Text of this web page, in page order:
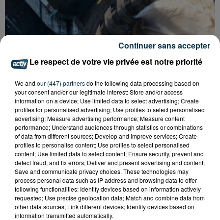
ARRÊTÉ POUR LES ACTIVITÉS DE...
Le respect de votre vie privée est notre priorité
We and our (447) partnersdo the following data processing based on
your consent and/or our legitimate interest: Store and/or access
information on a device; Use limited data to select advertising; Create
profiles for personalised advertising; Use profiles to select personalised
advertising; Measure advertising performance; Measure content
performance; Understand audiences through statistics or combinations
of data from different sources; Develop and improve services; Create
profiles to personalise content; Use profiles to select personalised
content; Use limited data to select content; Ensure security, prevent and
detect fraud, and fix errors; Deliver and present advertising and content;
Save and communicate privacy choices. These technologies may
process personal data such as IP address and browsing data to offer
following functionalities: Identify devices based on information actively
requested; Use precise geolocation data; Match and combine data from
other data sources; Link different devices; Identify devices based on
information transmitted automatically.
Continuer sans accepter